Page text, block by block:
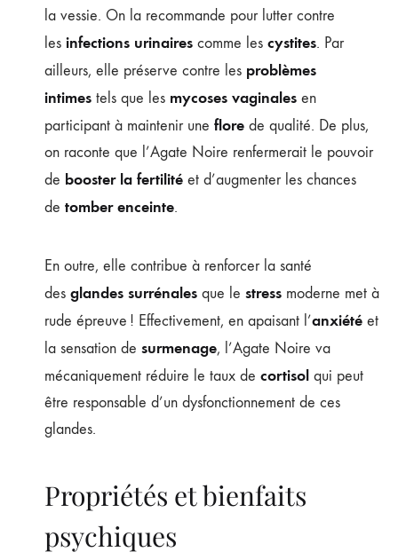
la vessie. On la recommande pour lutter contre
les infections urinaires comme les cystites. Par
ailleurs, elle préserve contre les problèmes
intimes tels que les mycoses vaginales en
participant à maintenir une flore de qualité. De plus,
on raconte que l’Agate Noire renfermerait le pouvoir
de booster la fertilité et d’augmenter les chances
de tomber enceinte.
En outre, elle contribue à renforcer la santé
des glandes surrénales que le stress moderne met à
rude épreuve ! Effectivement, en apaisant l’anxiété et
la sensation de surmenage, l’Agate Noire va
mécaniquement réduire le taux de cortisol qui peut
être responsable d’un dysfonctionnement de ces
glandes.
Propriétés et bienfaits
psychiques